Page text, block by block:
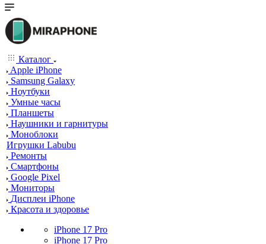
Каталог
Apple iPhone
Samsung Galaxy
Ноутбуки
Умные часы
Планшеты
Наушники и гарнитуры
Моноблоки
Игрушки Labubu
Ремонты
Смартфоны
Google Pixel
Мониторы
Дисплеи iPhone
Красота и здоровье
iPhone 17 Pro
iPhone 17 Pro